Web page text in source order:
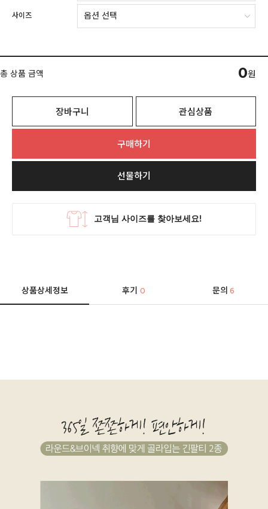
사이즈
총 상품 금액 0원
장바구니 관심상품
구매하기
선물하기
상품상세정보 후기0 문의 6